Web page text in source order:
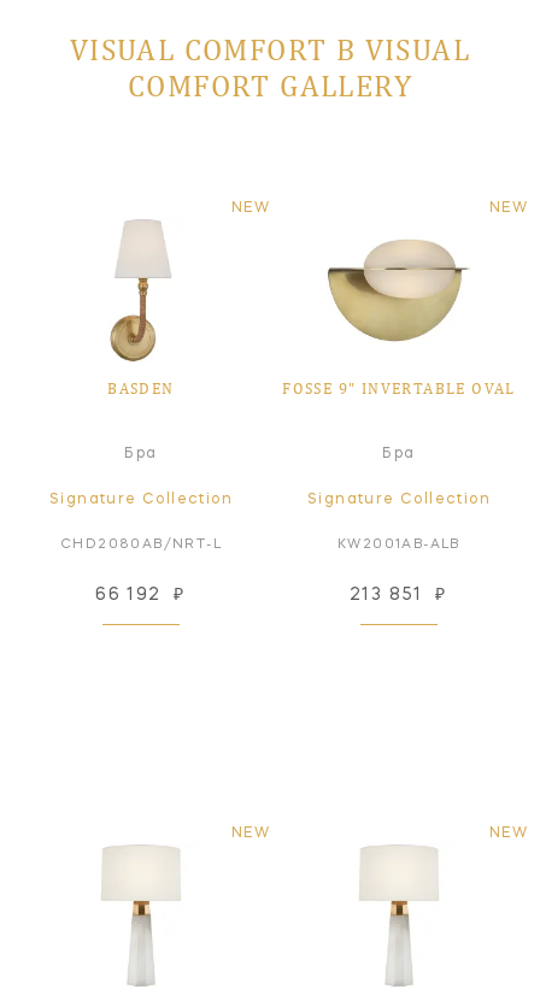
VISUAL COMFORT В VISUAL
COMFORT GALLERY
NEW
BASDEN
Бра
Signature Collection
CHD2080AB/NRT-L
66 192 ₽
NEW
FOSSE 9" INVERTABLE OVAL
Бра
Signature Collection
KW2001AB-ALB
213 851 ₽
NEW NEW